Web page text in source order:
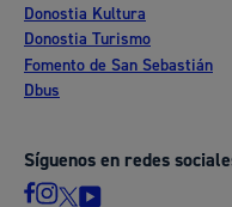
Donostia Kultura
Donostia Turismo
Fomento de San Sebastián
Dbus
Síguenos en redes